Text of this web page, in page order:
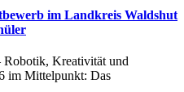
im Landkreis Waldshut
Kreativität und
im Mittelpunkt: Das